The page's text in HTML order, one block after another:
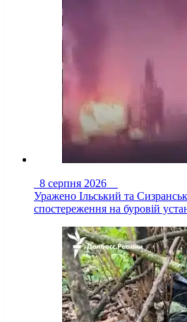
8 серпня 2026
Уражено Ільський та
спостереження на буровій